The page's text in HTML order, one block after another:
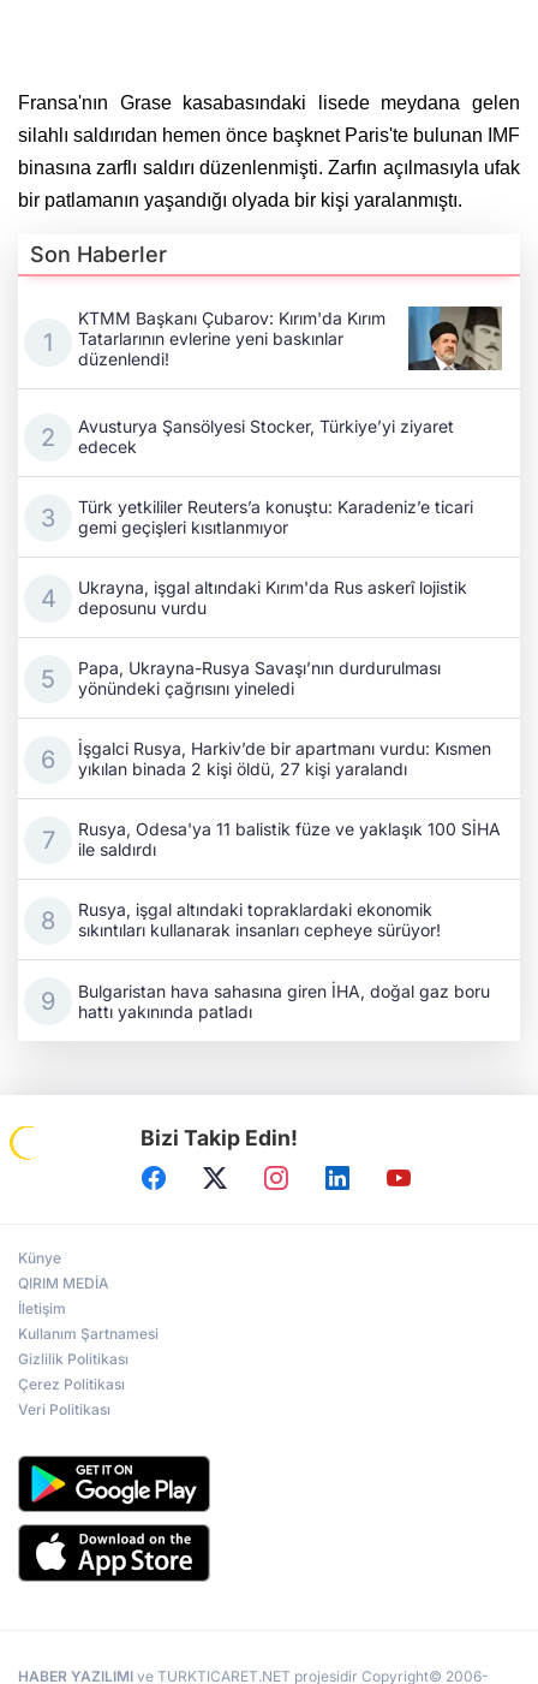
Fransa'nın Grase kasabasındaki lisede meydana gelen
silahlı saldırıdan hemen önce başknet Paris'te bulunan IMF
binasına zarflı saldırı düzenlenmişti. Zarfın açılmasıyla ufak
bir patlamanın yaşandığı olyada bir kişi yaralanmıştı.
Son Haberler
KTMM Başkanı Çubarov: Kırım'da Kırım
Tatarlarının evlerine yeni baskınlar
düzenlendi!
Avusturya Şansölyesi Stocker, Türkiye’yi ziyaret
edecek
Türk yetkililer Reuters’a konuştu: Karadeniz’e ticari
gemi geçişleri kısıtlanmıyor
Ukrayna, işgal altındaki Kırım'da Rus askerî lojistik
deposunu vurdu
Papa, Ukrayna-Rusya Savaşı’nın durdurulması
yönündeki çağrısını yineledi
İşgalci Rusya, Harkiv’de bir apartmanı vurdu: Kısmen
yıkılan binada 2 kişi öldü, 27 kişi yaralandı
Rusya, Odesa'ya 11 balistik füze ve yaklaşık 100 SİHA
ile saldırdı
Rusya, işgal altındaki topraklardaki ekonomik
sıkıntıları kullanarak insanları cepheye sürüyor!
Bulgaristan hava sahasına giren İHA, doğal gaz boru
hattı yakınında patladı
Bizi Takip Edin!
Künye
QIRIM MEDİA
İletişim
Kullanım Şartnamesi
Gizlilik Politikası
Çerez Politikası
Veri Politikası
HABER YAZILIMI ve TURKTICARET.NET projesidir Copyright© 2006-